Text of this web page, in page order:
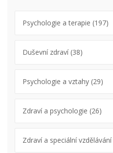
Psychologie a terapie (197)
Duševní zdraví(38)
Psychologie a vztahy (29)
Zdraví a psychologie (26)
Zdraví a speciální vzdělávání